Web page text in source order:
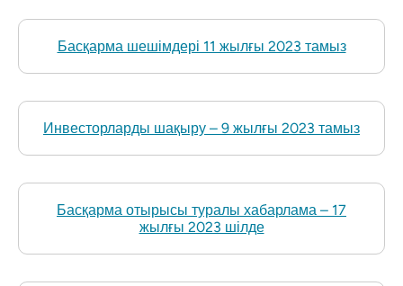
Басқарма шешімдері 11 жылғы 2023 тамыз
Инвесторларды шақыру – 9 жылғы 2023 тамыз
Басқарма отырысы туралы хабарлама – 17
жылғы 2023 шілде